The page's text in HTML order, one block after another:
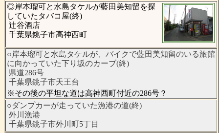
◎岸本瑠可と水島タケルが藍田美知留を探
していたタバコ屋(終)
辻谷酒店
千葉県銚子市高神西町
○岸本瑠可と水島タケルが、バイクで藍田美知留のいる旅館
に向かっていた下り坂のカーブ(終)
県道286号
千葉県銚子市天王台
※その後の平坦な道は高神西町付近の286号？
○ダンプカーが走っていた漁港の道(終)
外川漁港
千葉県銚子市外川町5丁目